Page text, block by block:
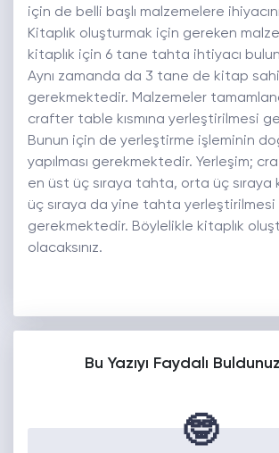
için de belli başlı malzemelere
Kitaplık oluşturmak için gereken
kitaplık için 6 tane tahta ihtiyacı
Aynı zamanda da 3 tane de kitap
gerekmektedir. Malzemeler
crafter table kısmına yerleştirilmesi
Bunun için de yerleştirme işleminin
yapılması gerekmektedir. Yerleşim;
en üst üç sıraya tahta, orta üç sıraya
üç sıraya da yine tahta yerleştirilmesi
gerekmektedir. Böylelikle kitaplık
olacaksınız.
Bu Yazıyı Faydalı
🤓